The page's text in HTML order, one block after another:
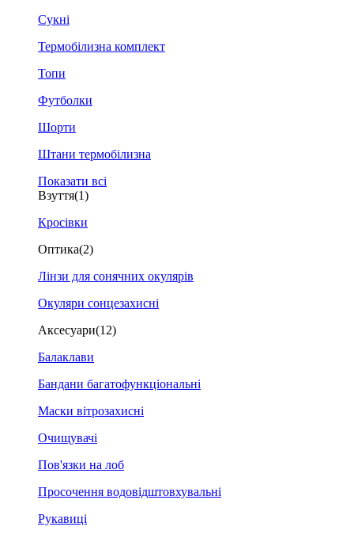
Сукні
Термобілизна комплект
Топи
Футболки
Шорти
Штани термобілизна
Показати всі
Взуття(1)
Кросівки
Оптика(2)
Лінзи для сонячних окулярів
Окуляри сонцезахисні
Аксесуари(12)
Балаклави
Бандани багатофункціональні
Маски вітрозахисні
Очищувачі
Пов'язки на лоб
Просочення водовідштовхувальні
Рукавиці